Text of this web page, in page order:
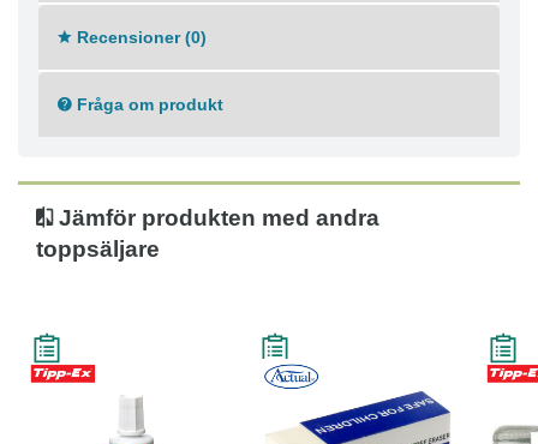
så att du kan fortsätta skriva
- Kilformad spets
Recensioner (0)
Fråga om produkt
Jämför produkten med andra
toppsäljare